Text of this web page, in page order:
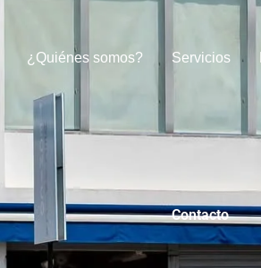
¿Quiénes somos? Servicios
Contacto